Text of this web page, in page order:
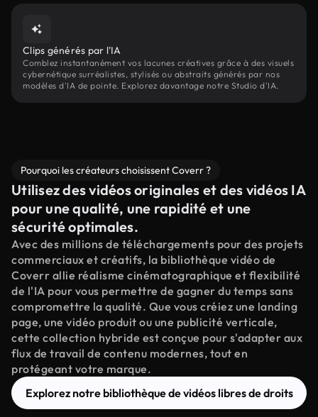
Clips générés par l'IA
Comblez instantanément vos lacunes créatives grâce à des visuels
cybernétique surréalistes, stylisés ou abstraits générés par nos
modèles d'IA de pointe. Explorez davantage notre Studio d'IA.
Pourquoi les créateurs choisissent Coverr ?
Utilisez des vidéos originales et des vidéos IA
pour une qualité, une rapidité et une
sécurité optimales.
Avec des millions de téléchargements pour des projets
commerciaux et créatifs, la bibliothèque vidéo de
Coverr allie réalisme cinématographique et flexibilité
de l'IA pour vous permettre de gagner du temps sans
compromettre la qualité. Que vous créiez une landing
page, une vidéo produit ou une publicité verticale,
cette collection hybride est conçue pour s'adapter aux
flux de travail de contenu modernes, tout en
protégeant votre marque.
Explorez notre bibliothèque de vidéos libres de droits